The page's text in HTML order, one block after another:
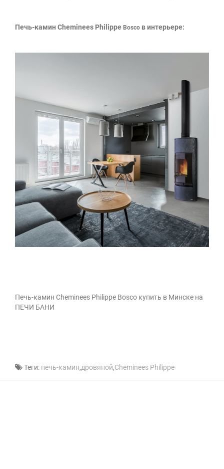
Печь-камин Cheminees Philippe Bosco в интерьере:
Печь-камин Cheminees Philippe Bosco купить в Минске на
ПЕЧИ БАНИ
Теги: печь-камин,дровяной,Cheminees Philippe